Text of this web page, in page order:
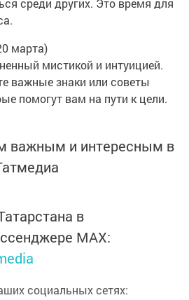
среди других. Это время для
марта)
мистикой и интуицией.
важные знаки или советы
помогут вам на пути к цели.
важным и интересным в
в
MАХ:
социальных сетях: